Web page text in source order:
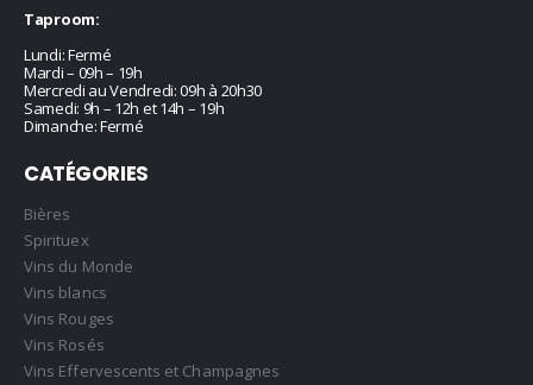
Taproom:
Lundi: Fermé
Mardi – 09h – 19h
Mercredi au Vendredi: 09h à 20h30
Samedi: 9h – 12h et 14h – 19h
Dimanche: Fermé
CATÉGORIES
Bières
Spirituex
Vins du Monde
Vins blancs
Vins Rouges
Vins Rosés
Vins Effervescents et Champagnes